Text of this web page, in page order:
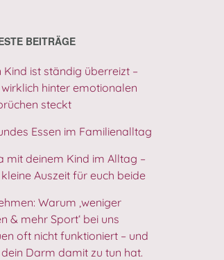
BEITRÄGE
Kind ist ständig überreizt –
hinter emotionalen
steckt
Essen im Familienalltag
mit deinem Kind im Alltag –
Auszeit für euch beide
Warum ‚weniger
& mehr Sport‘ bei uns
oft nicht funktioniert – und
Darm damit zu tun hat.